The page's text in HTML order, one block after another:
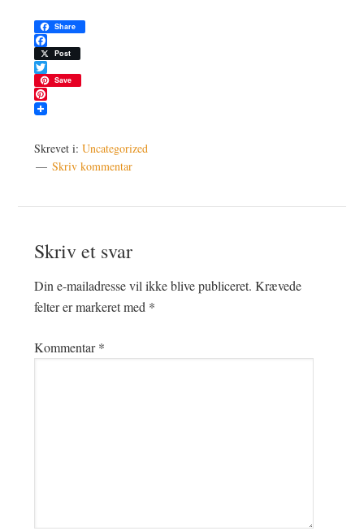
Share
Facebook
Post
Twitter
Save
Pinterest
Skrevet i:Uncategorized
Skriv kommentar
Skriv et svar
Din e-mailadresse vil ikke blive publiceret. Krævede
felter er markeret med *
Kommentar*